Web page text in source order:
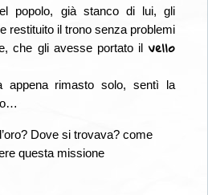
popolo, già stanco di lui, gli
restituito il trono senza problemi
che gli avesse portato il vello
appena rimasto solo, sentì la
Dove si trovava? come
questa missione